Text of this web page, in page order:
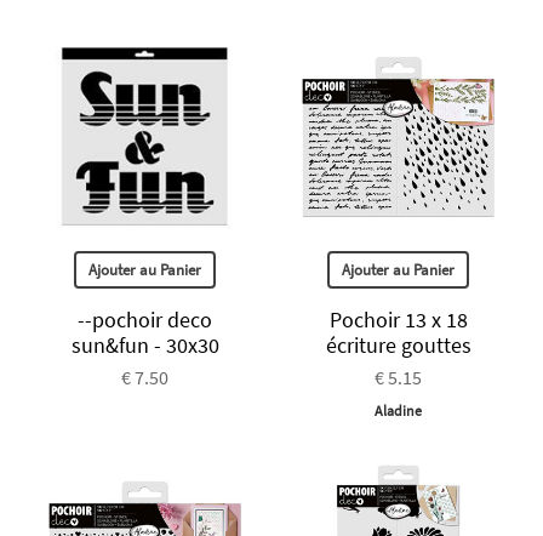
Ajouter au Panier
--pochoir deco
sun&fun - 30x30
€ 7.50
Ajouter au Panier
Pochoir 13 x 18
écriture gouttes
€ 5.15
Aladine